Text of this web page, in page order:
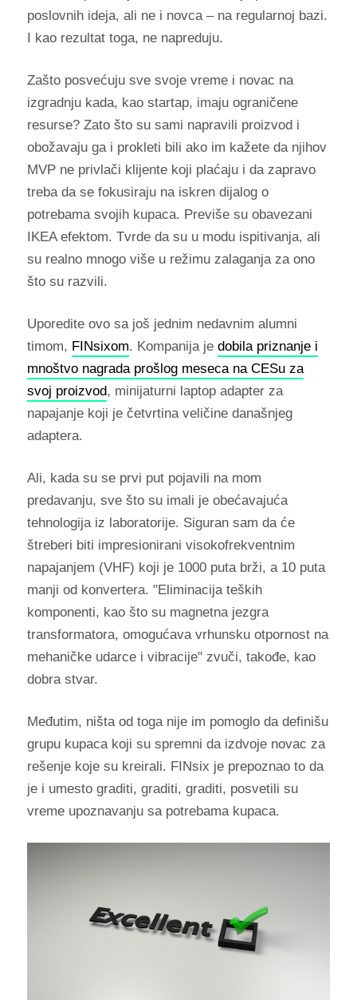
poslovnih ideja, ali ne i novca – na regularnoj bazi.
I kao rezultat toga, ne napreduju.
Zašto posvećuju sve svoje vreme i novac na
izgradnju kada, kao startap, imaju ograničene
resurse? Zato što su sami napravili proizvod i
obožavaju ga i prokleti bili ako im kažete da njihov
MVP ne privlači klijente koji plaćaju i da zapravo
treba da se fokusiraju na iskren dijalog o
potrebama svojih kupaca. Previše su obavezani
IKEA efektom. Tvrde da su u modu ispitivanja, ali
su realno mnogo više u režimu zalaganja za ono
što su razvili.
Uporedite ovo sa još jednim nedavnim alumni
timom, FINsixom. Kompanija je dobila priznanje i
mnoštvo nagrada prošlog meseca na CESu za
svoj proizvod, minijaturni laptop adapter za
napajanje koji je četvrtina veličine današnjeg
adaptera.
Ali, kada su se prvi put pojavili na mom
predavanju, sve što su imali je obećavajuća
tehnologija iz laboratorije. Siguran sam da će
štreberi biti impresionirani visokofrekventnim
napajanjem (VHF) koji je 1000 puta brži, a 10 puta
manji od konvertera. "Eliminacija teških
komponenti, kao što su magnetna jezgra
transformatora, omogućava vrhunsku otpornost na
mehaničke udarce i vibracije" zvuči, takođe, kao
dobra stvar.
Međutim, ništa od toga nije im pomoglo da definišu
grupu kupaca koji su spremni da izdvoje novac za
rešenje koje su kreirali. FINsix je prepoznao to da
je i umesto graditi, graditi, graditi, posvetili su
vreme upoznavanju sa potrebama kupaca.